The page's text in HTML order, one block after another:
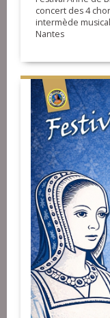
concert des 4
intermède
Nantes